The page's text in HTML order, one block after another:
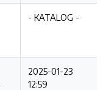
- KATALOG -
2025-01-23
12:59